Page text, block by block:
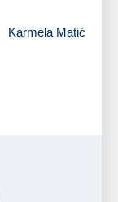
Karmela Matić